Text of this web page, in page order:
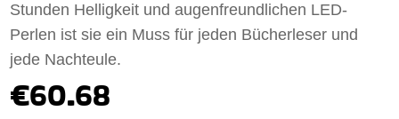
Stunden Helligkeit und augenfreundlichen LED-
Perlen ist sie ein Muss für jeden Bücherleser und
jede Nachteule.
€60.68